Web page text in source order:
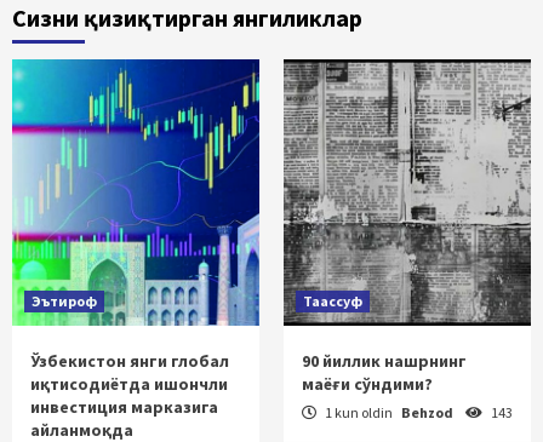
Сизни қизиқтирган янгиликлар
Эътироф
Ўзбекистон янги глобал
иқтисодиётда ишончли
инвестиция марказига
айланмоқда
Таассуф
90 йиллик нашрнинг
маёғи сўндими?
1 kun oldin Behzod 143